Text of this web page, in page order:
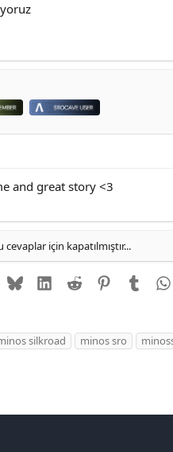
and great story <3
için kapatılmıştır...
BlueskyLinkedIn
Reddit PinterestTumblr
silkroad minos sro